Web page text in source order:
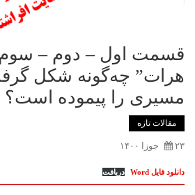
قسمت اول – دوم –
هرات” چه‌گونه شکل
مسیری را پیموده است؟
ﻣﻘﺎﻻﺕ ﺗﺎﺯﻩ
۲۳ جوزا ۱۴۰۰
دانلود فایل Word دریافت